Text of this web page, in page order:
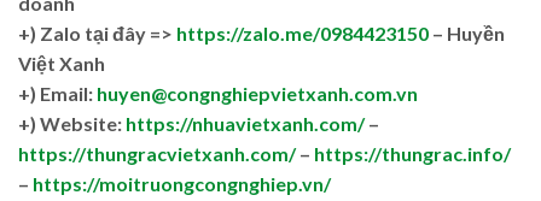
+) Zalo tại đây => https://zalo.me/0984423150 – Huyền
Việt Xanh
+) Email: huyen@congnghiepvietxanh.com.vn
+) Website: https://nhuavietxanh.com/–
https://thungracvietxanh.com/– https://thungrac.info/
– https://moitruongcongnghiep.vn/